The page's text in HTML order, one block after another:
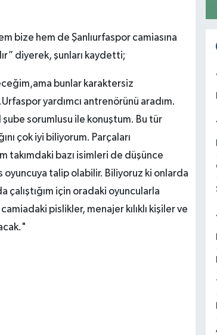
bize hem de Şanlıurfaspor camiasına
diyerek, şunları kaydetti;
bunlar karaktersiz
yardımcı antrenörünü aradım.
sorumlusu ile konuştum. Bu tür
çok iyi biliyorum. Parçaları
takımdaki bazı isimleri de düşünce
oyuncuya talip olabilir. Biliyoruz ki onlarda
için oradaki oyuncularla
pislikler, menajer kılıklı kişiler ve